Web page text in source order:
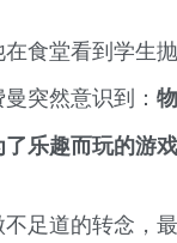
食堂看到学生
突然意识到：
乐趣而玩的游戏
足道的转念，